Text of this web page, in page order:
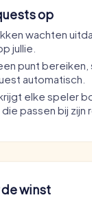
op
wachten
jullie.
punt
automatisch.
elke speler
passen bij zijn
de winst